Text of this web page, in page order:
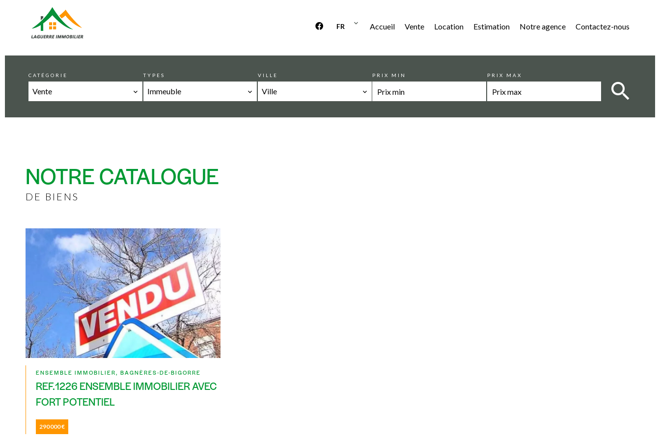
FR Accueil Vente Location Estimation Notre agence Contactez-nous
CATÉGORIE
Vente
TYPES
Immeuble
VILLE
Ville
PRIX MIN PRIX MAX
NOTRE CATALOGUE
DE BIENS
ENSEMBLE IMMOBILIER, BAGNÈRES-DE-BIGORRE
REF.1226 ENSEMBLE IMMOBILIER AVEC
FORT POTENTIEL
290 000 €